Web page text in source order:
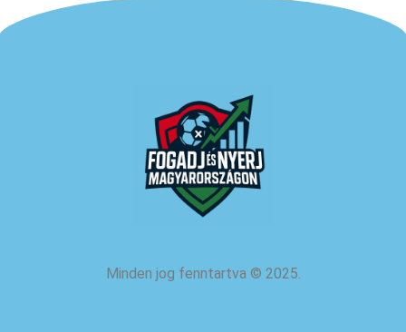
Minden jog fenntartva © 2025.